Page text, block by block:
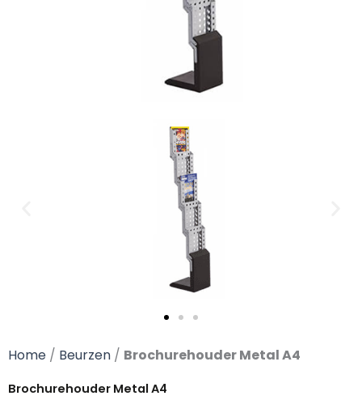
Home / Beurzen / Brochurehouder Metal A4
Brochurehouder Metal A4